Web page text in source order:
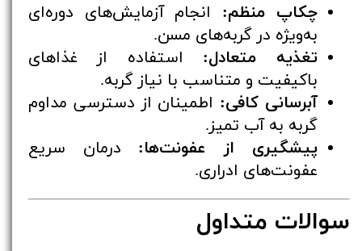
چکاپ منظم: انجام آزمایش‌های دوره‌ای
به‌ویژه در گربه‌های مسن.
تغذیه متعادل: استفاده از غذاهای
باکیفیت و متناسب با نیاز گربه.
آبرسانی کافی: اطمینان از دسترسی مداوم
گربه به آب تمیز.
پیشگیری از عفونت‌ها: درمان سریع
عفونت‌های ادراری.
سوالات متداول